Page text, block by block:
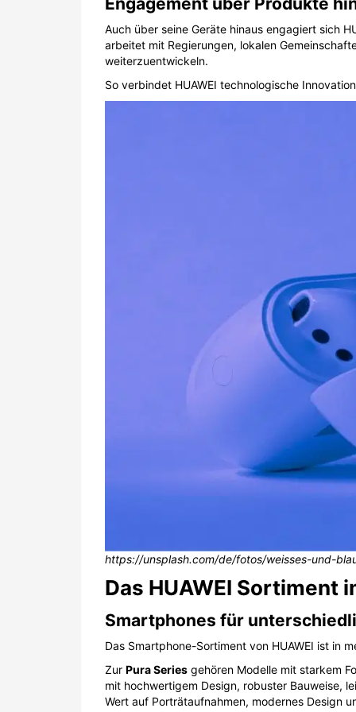
Auch über seine Geräte hinaus engagiert sich
arbeitet mit Regierungen, lokalen
weiterzuentwickeln.
So verbindet HUAWEI technologische
https://unsplash.com/de/fotos/weisses-und-
Das HUAWEI Sortiment
Smartphones für
Das Smartphone-Sortiment von HUAWEI ist in
Zur Pura Series gehören Modelle mit starkem
mit hochwertigem Design, robuster Bauweise,
Wert auf Porträtaufnahmen, modernes Design